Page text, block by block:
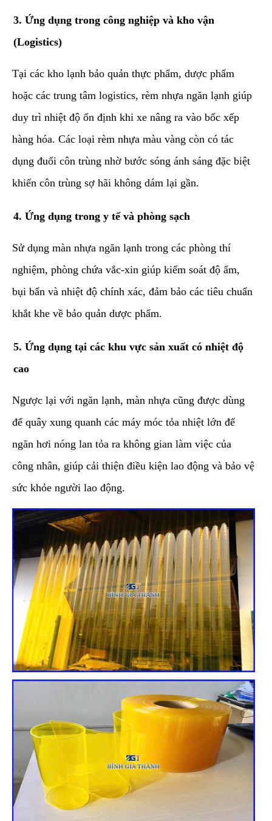
​3. Ứng dụng trong công nghiệp và kho vận
(Logistics)
​Tại các kho lạnh bảo quản thực phẩm, dược phẩm
hoặc các trung tâm logistics, rèm nhựa ngăn lạnh giúp
duy trì nhiệt độ ổn định khi xe nâng ra vào bốc xếp
hàng hóa. Các loại rèm nhựa màu vàng còn có tác
dụng đuổi côn trùng nhờ bước sóng ánh sáng đặc biệt
khiến côn trùng sợ hãi không dám lại gần.
​4. Ứng dụng trong y tế và phòng sạch
​Sử dụng màn nhựa ngăn lạnh trong các phòng thí
nghiệm, phòng chứa vắc-xin giúp kiểm soát độ ẩm,
bụi bẩn và nhiệt độ chính xác, đảm bảo các tiêu chuẩn
khắt khe về bảo quản dược phẩm.
​5. Ứng dụng tại các khu vực sản xuất có nhiệt độ
cao
​Ngược lại với ngăn lạnh, màn nhựa cũng được dùng
để quây xung quanh các máy móc tỏa nhiệt lớn để
ngăn hơi nóng lan tỏa ra không gian làm việc của
công nhân, giúp cải thiện điều kiện lao động và bảo vệ
sức khỏe người lao động.